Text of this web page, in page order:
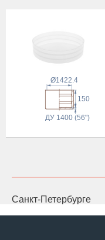
150
ДУ 1400 (56")
Ø1422.4
Санкт-Петербурге